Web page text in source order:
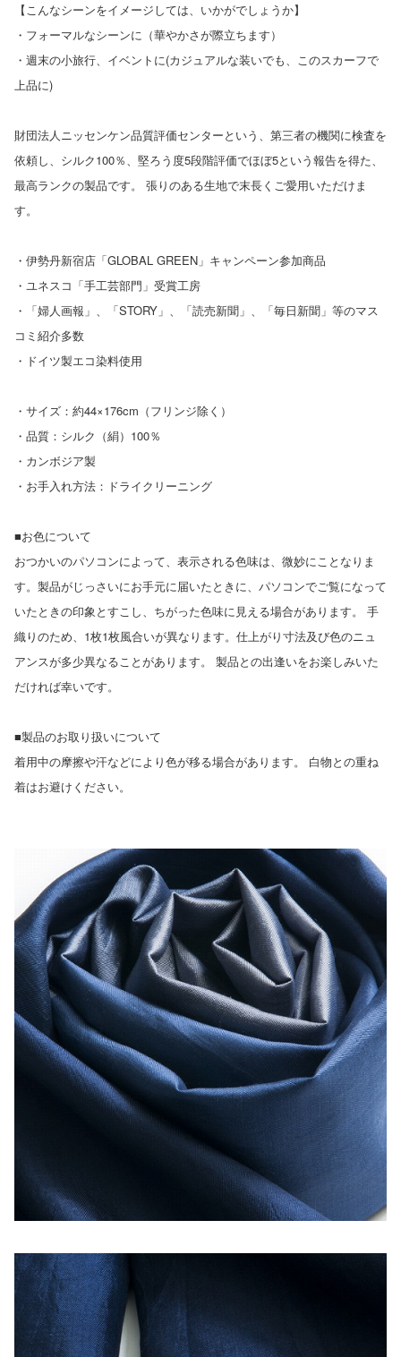
【こんなシーンをイメージしては、いかがでしょうか】
・フォーマルなシーンに（華やかさが際立ちます）
・週末の小旅行、イベントに(カジュアルな装いでも、このスカーフで
上品に)
財団法人ニッセンケン品質評価センターという、第三者の機関に検査を
依頼し、シルク100％、堅ろう度5段階評価でほぼ5という報告を得た、
最高ランクの製品です。 張りのある生地で末長くご愛用いただけま
す。
・伊勢丹新宿店「GLOBAL GREEN」キャンペーン参加商品
・ユネスコ「手工芸部門」受賞工房
・「婦人画報」、「STORY」、「読売新聞」、「毎日新聞」等のマス
コミ紹介多数
・ドイツ製エコ染料使用
・サイズ：約44×176cm（フリンジ除く）
・品質：シルク（絹）100％
・カンボジア製
・お手入れ方法：ドライクリーニング
■お色について
おつかいのパソコンによって、表示される色味は、微妙にことなりま
す。製品がじっさいにお手元に届いたときに、パソコンでご覧になって
いたときの印象とすこし、ちがった色味に見える場合があります。 手
織りのため、1枚1枚風合いが異なります。仕上がり寸法及び色のニュ
アンスが多少異なることがあります。 製品との出逢いをお楽しみいた
だければ幸いです。
■製品のお取り扱いについて
着用中の摩擦や汗などにより色が移る場合があります。 白物との重ね
着はお避けください。